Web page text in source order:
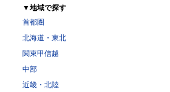
▼地域で探す
首都圏
北海道・東北
関東甲信越
中部
近畿・北陸